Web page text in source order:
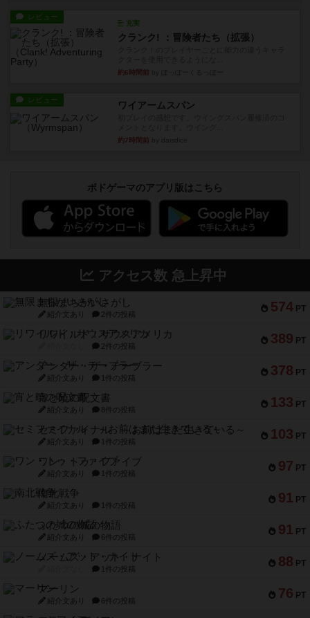
レビュー
充実
クランク! ：冒険者たち（拡張）
約6時間前
レビュー ワイアームスパン
約7時間前
ボドゲーマのアプリ版はこちら
アクセス数 急上昇中
574 PT
無限まちがいさがし
紹介文あり 2件の投稿
389 PT
リワイルド：サウスアメリカ
2件の投稿
378 PT
アンダー・ザ・テーブラー
紹介文あり 1件の投稿
133 PT
宵と暁の呪文書
紹介文あり 8件の投稿
103 PT
セミファイナル ～お前はまだ生きている～
紹介文あり 1件の投稿
97 PT
ワン・トゥ・ファイブ
紹介文あり 1件の投稿
91 PT
南北戦争
紹介文あり 1件の投稿
91 PT
ふたつの城の物語
紹介文あり 6件の投稿
88 PT
ノームズ・アット・ナイト
1件の投稿
76 PT
マーリン
紹介文あり 6件の投稿